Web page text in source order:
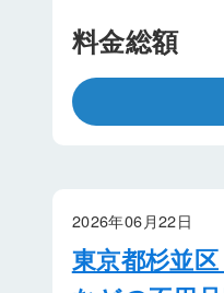
料金総額
2026年06月22日
東京都杉並